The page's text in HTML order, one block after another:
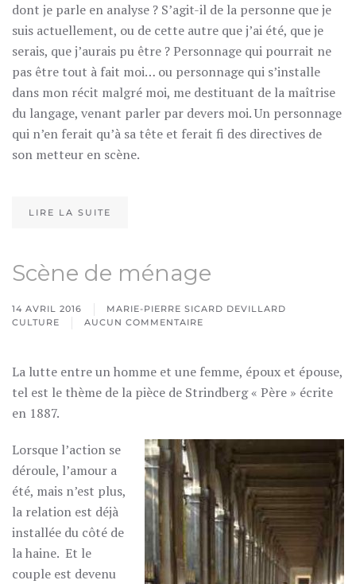
dont je parle en analyse ? S’agit-il de la personne que je
suis actuellement, ou de cette autre que j’ai été, que je
serais, que j’aurais pu être ? Personnage qui pourrait ne
pas être tout à fait moi… ou personnage qui s’installe
dans mon récit malgré moi, me destituant de la maîtrise
du langage, venant parler par devers moi. Un personnage
qui n’en ferait qu’à sa tête et ferait fi des directives de
son metteur en scène.
LIRE LA SUITE
Scène de ménage
14 AVRIL 2016
MARIE-PIERRE SICARD DEVILLARD
CULTURE
AUCUN COMMENTAIRE
SUR
MÉNAGE
La lutte entre un homme et une femme, époux et épouse,
tel est le thème de la pièce de Strindberg « Père » écrite
en 1887.
Lorsque l’action se
déroule, l’amour a
été, mais n’est plus,
la relation est déjà
installée du côté de
la haine. Et le
couple est devenu